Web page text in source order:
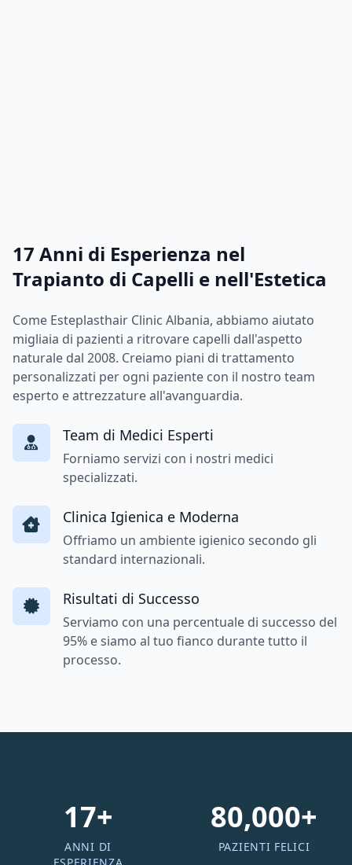
17 Anni di Esperienza nel
Trapianto di Capelli e nell'Estetica
Come Esteplasthair Clinic Albania, abbiamo aiutato
migliaia di pazienti a ritrovare capelli dall'aspetto
naturale dal 2008. Creiamo piani di trattamento
personalizzati per ogni paziente con il nostro team
esperto e attrezzature all'avanguardia.
Team di Medici Esperti
Forniamo servizi con i nostri medici
specializzati.
Clinica Igienica e Moderna
Offriamo un ambiente igienico secondo gli
standard internazionali.
Risultati di Successo
Serviamo con una percentuale di successo del
95% e siamo al tuo fianco durante tutto il
processo.
17+
ANNI DI
80,000+
PAZIENTI FELICI